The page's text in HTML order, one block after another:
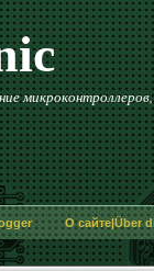
О сайте|Über